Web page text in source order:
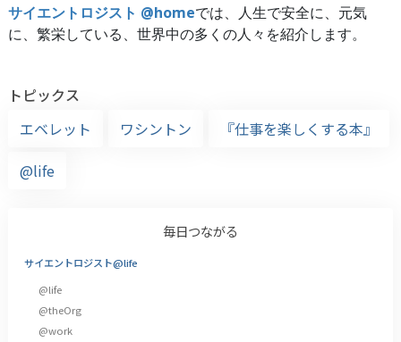
サイエントロジスト @homeでは、人生で安全に、元気
に、繁栄している、世界中の多くの人々を紹介します。
トピックス
エベレット
ワシントン
『仕事を楽しくする本』
@life
毎日つながる
サイエントロジスト@life
@life
@theOrg
@work